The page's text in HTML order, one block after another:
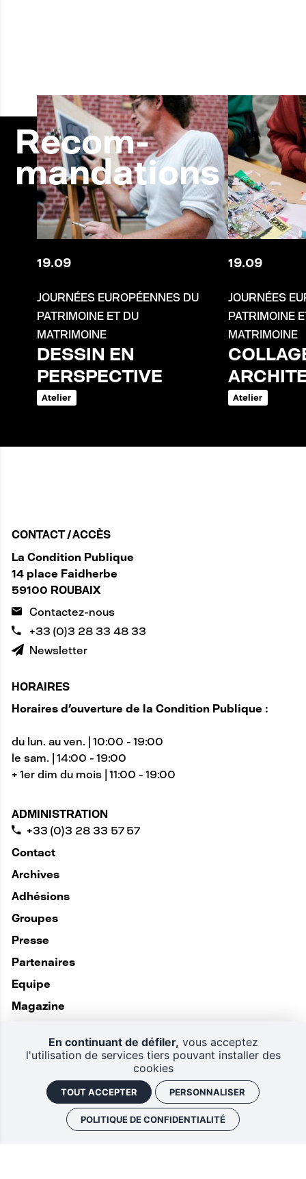
Recom-
mandations
19.09
JOURNÉES EUROPÉENNES DU
PATRIMOINE ET DU
MATRIMOINE
DESSIN EN
PERSPECTIVE
Atelier
19.09
JOURNÉES
PATRIMOINE
MATRIMOINE
Atelier
CONTACT / ACCÈS
La Condition Publique
14 place Faidherbe
59100 ROUBAIX
Contactez-nous
+33 (0)3 28 33 48 33
Newsletter
HORAIRES
Horaires d'ouverture de la Condition Publique :
du lun. au ven. | 10:00 - 19:00
le sam. | 14:00 - 19:00
+ 1er dim du mois | 11:00 - 19:00
ADMINISTRATION
+33 (0)3 28 33 57 57
Contact
Archives
Adhésions
Groupes
Presse
Partenaires
Equipe
Magazine
Politique de confidentialité Plan du site
CGV
En continuant de défiler, vous acceptez
l'utilisation de services tiers pouvant installer des
cookies
TOUT ACCEPTER PERSONNALISER
POLITIQUE DE CONFIDENTIALITÉ